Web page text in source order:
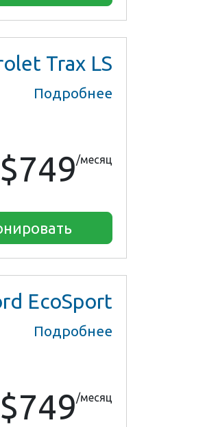
Trax LS
Подробнее
$749/месяц
EcoSport
Подробнее
$749/месяц